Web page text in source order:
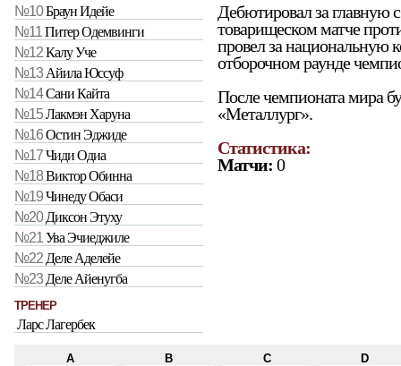
№10Браун Идейе
№11Питер Одемвинги
№12Калу Уче
№13 Айила Юссуф
№14Сани Кайта
№15Лакмэн Харуна
№16Остин Эджиде
№17Чиди Одиа
№18Виктор Обинна
№19Чинеду Обаси
№20 Диксон Этуху
№21Ува Эчиеджиле
№22 Деле Аделейе
№23 Деле Айенугба
ТРЕНЕР
Ларс Лагербек
Дебютировал за главную
товарищеском матче
провел за национальную
отборочном раунде
После чемпионата мира
«Металлург».
Статистика:
Матчи: 0
A
B
C
D